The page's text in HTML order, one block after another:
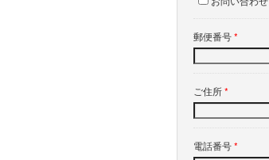
郵便番号*
ご住所*
電話番号*